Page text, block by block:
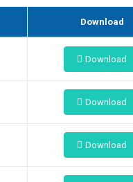
Download
Download
Download
Download